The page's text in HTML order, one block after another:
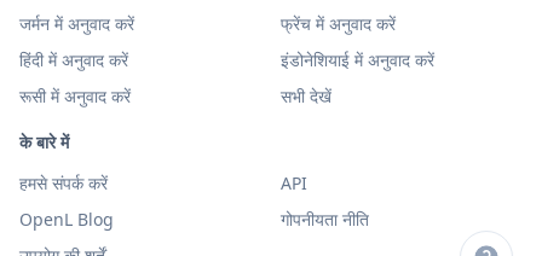
जर्मन में अनुवाद करें
फ्रेंच में अनुवाद करें
हिंदी में अनुवाद करें
इंडोनेशियाई में अनुवाद करें
रूसी में अनुवाद करें
सभी देखें
के बारे में
हमसे संपर्क करें
API
OpenL Blog
गोपनीयता नीति